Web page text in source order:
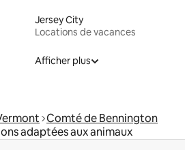
Jersey City
Locations de vacances
Afficher plus
Comté de Bennington
adaptées aux animaux